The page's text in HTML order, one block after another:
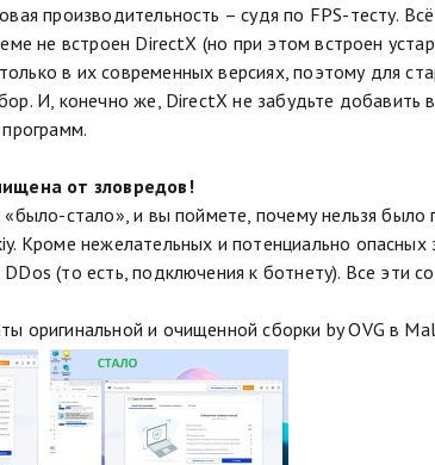
производительность – судя по FPS-тесту.
не встроен DirectX (но при этом встроен
в их современных версиях, поэтому для
И, конечно же, DirectX не забудьте добавить
от зловредов!
«было-стало», и вы поймете, почему нельзя
Кроме нежелательных и потенциально
(то есть, подключения к ботнету). Все эти
оригинальной и очищенной сборки by OVG в